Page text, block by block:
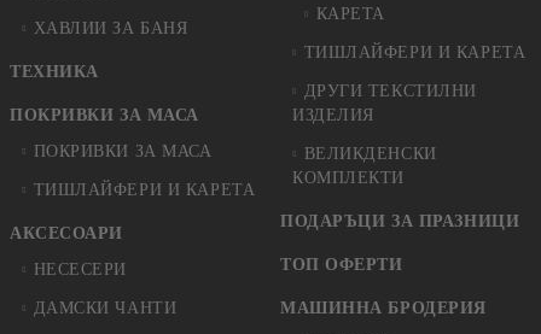
ХАВЛИИ ЗА БАНЯ
ТЕХНИКА
ПОКРИВКИ ЗА МАСА
ПОКРИВКИ ЗА МАСА
ТИШЛАЙФЕРИ И КАРЕТА
АКСЕСОАРИ
НЕСЕСЕРИ
ДАМСКИ ЧАНТИ
КАРЕТА
ТИШЛАЙФЕРИ И КАРЕТА
ДРУГИ ТЕКСТИЛНИ
ИЗДЕЛИЯ
ВЕЛИКДЕНСКИ
КОМПЛЕКТИ
ПОДАРЪЦИ ЗА ПРАЗНИЦИ
ТОП ОФЕРТИ
МАШИННА БРОДЕРИЯ